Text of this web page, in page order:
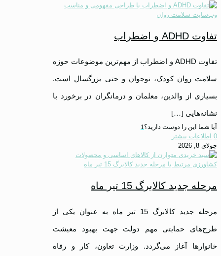
تفاوت ADHD و اضطراب
تفاوت ADHD و اضطراب از مهم‌ترین موضوعات حوزه
سلامت روان کودک، نوجوان و حتی بزرگسال است.
بسیاری از والدین، معلمان و درمانگران در برخورد با
نشانه‌هایی […]
آیا شما این را دوست دارید؟1
0 اطلاعات بیشتر
جولای 8, 2026
مرحله جدید کالابرگ 15 تیر ماه
مرحله جدید کالابرگ 15 تیر ماه به عنوان یکی از
طرح‌های حمایتی مهم دولت جهت بهبود معیشت
خانوارها آغاز می‌گردد. وزارت تعاون، کار و رفاه